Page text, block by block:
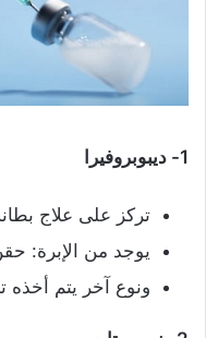
1- ديبوبروفيرا
تركز على علاج
يوجد من الإبرة:
ونوع آخر يتم أخذه